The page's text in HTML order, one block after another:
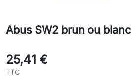
Abus SW2 brun ou blanc
25,41 €
TTC